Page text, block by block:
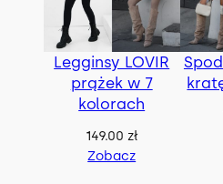
Legginsy LOVIR
prążek w 7
kolorach
149.00 zł
Zobacz